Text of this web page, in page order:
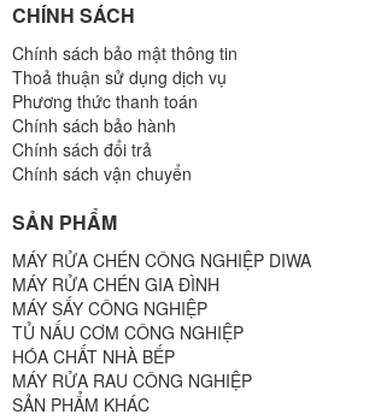
CHÍNH SÁCH
Chính sách bảo mật thông tin
Thoả thuận sử dụng dịch vụ
Phương thức thanh toán
Chính sách bảo hành
Chính sách đổi trả
Chính sách vận chuyển
SẢN PHẨM
MÁY RỬA CHÉN CÔNG NGHIỆP DIWA
MÁY RỬA CHÉN GIA ĐÌNH
MÁY SẤY CÔNG NGHIỆP
TỦ NẤU CƠM CÔNG NGHIỆP
HÓA CHẤT NHÀ BẾP
MÁY RỬA RAU CÔNG NGHIỆP
SẢN PHẨM KHÁC